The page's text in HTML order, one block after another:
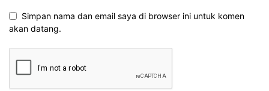
Simpan nama dan email saya di browser ini untuk komen
akan datang.